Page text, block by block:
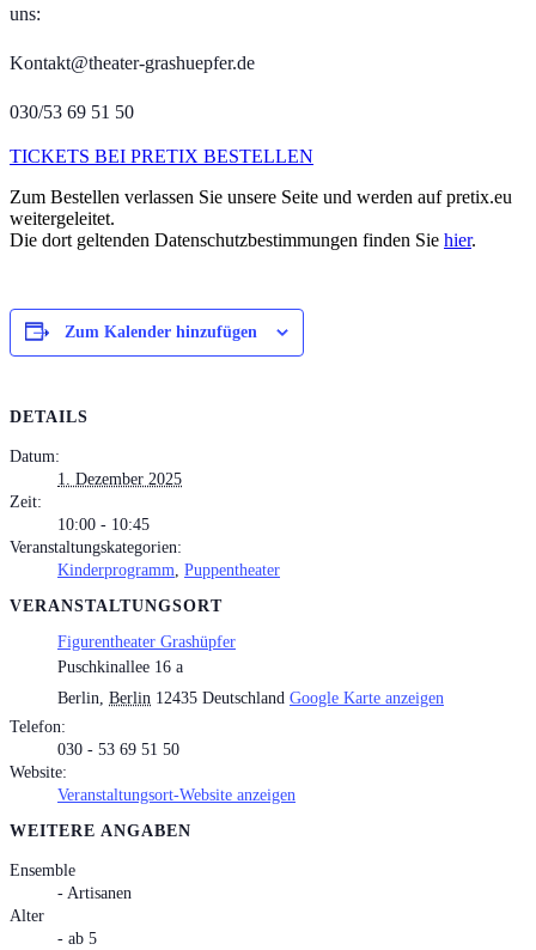
uns:
Kontakt@theater-grashuepfer.de
030/53 69 51 50
TICKETS BEI PRETIX BESTELLEN
Zum Bestellen verlassen Sie unsere Seite und werden auf pretix.eu
weitergeleitet.
Die dort geltenden Datenschutzbestimmungen finden Sie hier.
Zum Kalender hinzufügen
DETAILS
Datum:
1. Dezember 2025
Zeit:
10:00 - 10:45
Veranstaltungskategorien:
Kinderprogramm, Puppentheater
VERANSTALTUNGSORT
Figurentheater Grashüpfer
Puschkinallee 16 a
Berlin, Berlin 12435 Deutschland Google Karte anzeigen
Telefon:
030 - 53 69 51 50
Website:
Veranstaltungsort-Website anzeigen
WEITERE ANGABEN
Ensemble
- Artisanen
Alter
- ab 5